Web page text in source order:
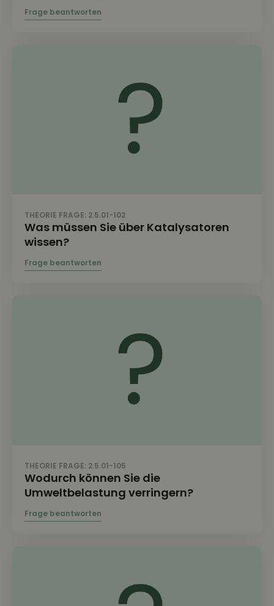
THEORIE FRAGE: 2.5.01-102
Was müssen Sie über Katalysatoren
wissen?
THEORIE FRAGE: 2.5.01-105
Wodurch können Sie die
Umweltbelastung verringern?